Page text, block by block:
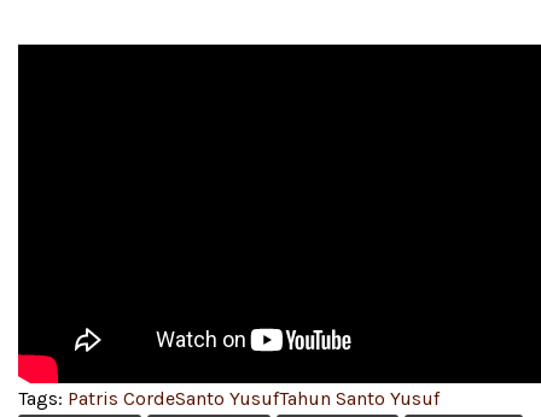
Tags: Patris CordeSanto YusufTahun Santo Yusuf